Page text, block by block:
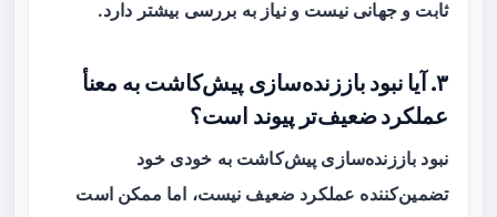
ثابت و جهانی نیست و نیاز به بررسی بیشتر دارد.
۳. آیا نبود باززنده‌سازی پیش‌کاشت به معنأ
عملکرد ضعیف‌تر پیوند است؟
نبود باززنده‌سازی پیش‌کاشت به خودی خود
تضمین‌کننده عملکرد ضعیف نیست، اما ممکن است